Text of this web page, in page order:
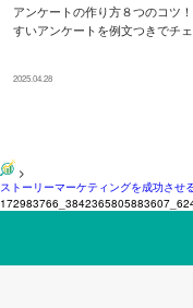
アンケートの作り方８つのコツ
すいアンケートを例文つきでチェ
2025.04.28
>
ストーリーマーケティングを成功させ